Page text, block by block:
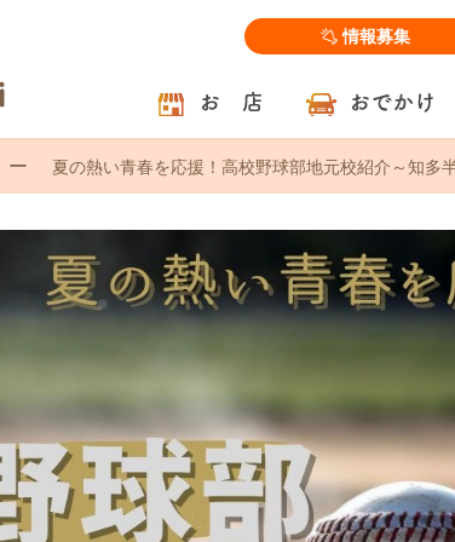
情報募集
お 店 おでかけ
夏の熱い青春を応援！高校野球部地元校紹介～知多